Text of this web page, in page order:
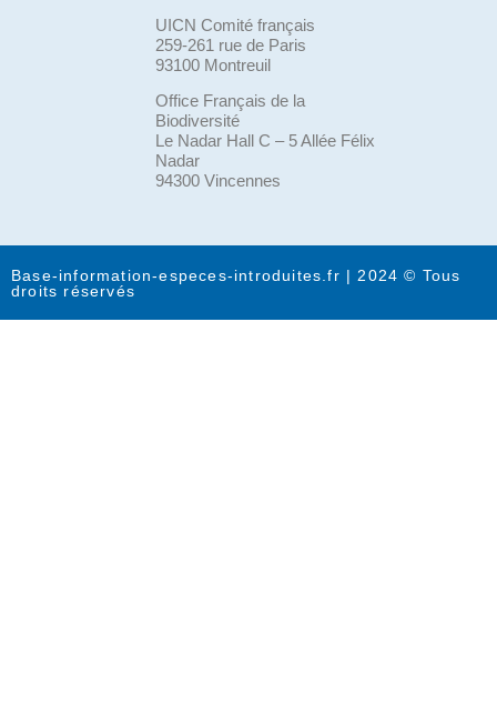
UICN Comité français
259-261 rue de Paris
93100 Montreuil
Office Français de la
Biodiversité
Le Nadar Hall C – 5 Allée Félix
Nadar
94300 Vincennes
Base-information-especes-introduites.fr | 2024 © Tous
droits réservés